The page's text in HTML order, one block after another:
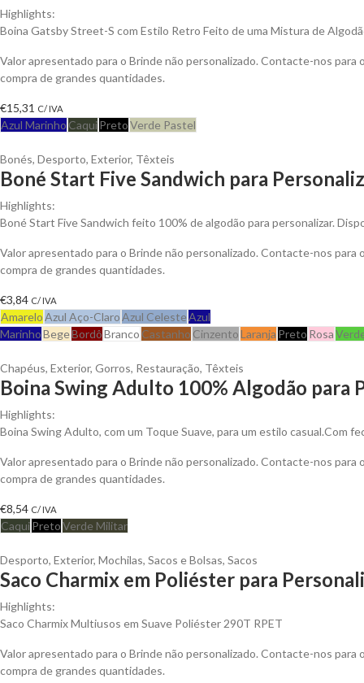
Highlights:
Boina Gatsby Street-S com Estilo Retro Feito de uma Mistura de
Valor apresentado para o Brinde não personalizado. Contacte-nos para
compra de grandes quantidades.
€15,31 C/ IVA
Azul Marinho CaquiPretoVerde Pastel
Bonés, Desporto, Exterior, Têxteis
Boné Start Five Sandwich para
Highlights:
Boné Start Five Sandwich feito 100% de algodão para personalizar.
Valor apresentado para o Brinde não personalizado. Contacte-nos para
compra de grandes quantidades.
€3,84 C/ IVA
AmareloAzul Aço-ClaroAzul CelesteAzul
MarinhoBegeBordôBranco Castanho CinzentoLaranja Preto Rosa
Chapéus, Exterior, Gorros, Restauração, Têxteis
Boina Swing Adulto 100% Algodão para
Highlights:
Boina Swing Adulto, com um Toque Suave, para um estilo casual.Com
Valor apresentado para o Brinde não personalizado. Contacte-nos para
compra de grandes quantidades.
€8,54 C/ IVA
CaquiPretoVerde Militar
Desporto, Exterior, Mochilas, Sacos e Bolsas, Sacos
Saco Charmix em Poliéster para
Highlights:
Saco Charmix Multiusos em Suave Poliéster 290T RPET
Valor apresentado para o Brinde não personalizado. Contacte-nos para
compra de grandes quantidades.